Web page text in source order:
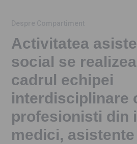
Activitatea
social se
cadrul echipei
interdisciplinare
profesionisti din
medici,